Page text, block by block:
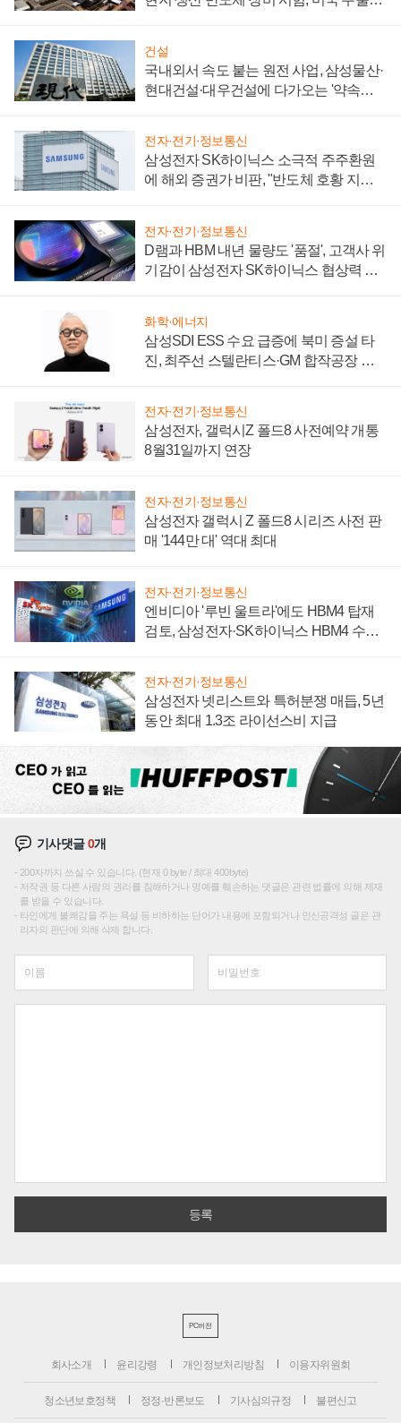
건설
국내외서 속도 붙는 원전 사업, 삼성물산·
현대건설·대우건설에 다가오는 '약속의
전자·전기·정보통신
삼성전자 SK하이닉스 소극적 주주환원
에 해외 증권가 비판, "반도체 호황 지속
전자·전기·정보통신
D램과 HBM 내년 물량도 '품절', 고객사 위
기감이 삼성전자 SK하이닉스 협상력 더
화학·에너지
삼성SDI ESS 수요 급증에 북미 증설 타
진, 최주선 스텔란티스·GM 합작공장 건
전자·전기·정보통신
삼성전자, 갤럭시Z 폴드8 사전예약 개통
8월31일까지 연장
전자·전기·정보통신
삼성전자 갤럭시 Z 폴드8 시리즈 사전 판
매 '144만 대' 역대 최대
전자·전기·정보통신
엔비디아 '루빈 울트라'에도 HBM4 탑재
검토, 삼성전자·SK하이닉스 HBM4 수율
전자·전기·정보통신
삼성전자 넷리스트와 특허분쟁 매듭, 5년
동안 최대 1.3조 라이선스비 지급
기사댓글0개
200자까지 쓰실 수 있습니다. (현재 0 byte / 최대 400byte)
저작권 등 다른 사람의 권리를 침해하거나 명예를 훼손하는 댓글은 관련 법률에 의해 제재
를 받을 수 있습니다.
타인에게 불쾌감을 주는 욕설 등 비하하는 단어가 내용에 포함되거나 인신공격성 글은 관
리자의 판단에 의해 삭제 합니다.
PC버전
회사소개 윤리강령 개인정보처리방침 이용자위원회
청소년보호정책 정정·반론보도 기사심의규정 불편신고